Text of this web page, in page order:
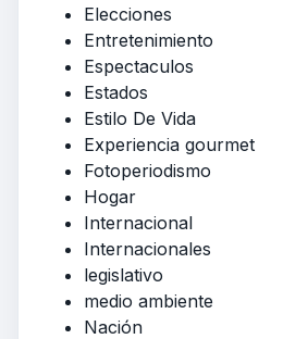
Elecciones
Entretenimiento
Espectaculos
Estados
Estilo De Vida
Experiencia gourmet
Fotoperiodismo
Hogar
Internacional
Internacionales
legislativo
medio ambiente
Nación